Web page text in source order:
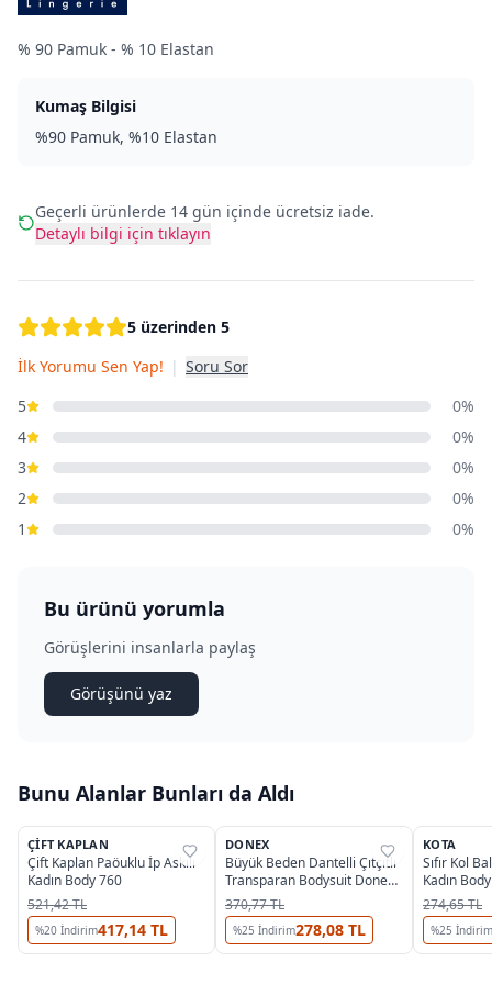
% 90 Pamuk - % 10 Elastan
Kumaş Bilgisi
%90 Pamuk, %10 Elastan
Geçerli ürünlerde 14 gün içinde ücretsiz iade.
Detaylı bilgi için tıklayın
5 üzerinden 5
İlk Yorumu Sen Yap! | Soru Sor
5
0%
4
0%
3
0%
2
0%
1
0%
Bu ürünü yorumla
Görüşlerini insanlarla paylaş
Görüşünü yaz
Bunu Alanlar Bunları da Aldı
%35
ÇIFT KAPLAN
Çift Kaplan Paöuklu İp Askılı
Kadın Body 760
521,42 TL
%20 İndirim417,14 TL
%46
DONEX
Büyük Beden Dantelli Çıtçıtlı
Transparan Bodysuit Donex
8020
370,77 TL
%25 İndirim278,08 TL
%37
KOTA
Sıfır Kol
Kadın
274,65 TL
%25 İndirim